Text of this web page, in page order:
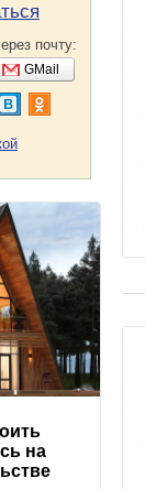
почту:
GMail
на